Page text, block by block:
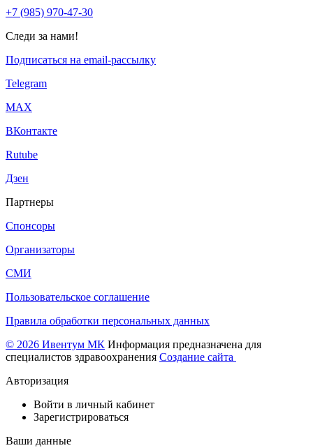
+7 (985) 970-47-30
Следи за нами!
Подписаться на email-рассылку
Telegram
МАХ
ВКонтакте
Rutube
Дзен
Партнеры
Спонсоры
Организаторы
СМИ
Пользовательское соглашение
Правила обработки персональных данных
© 2026 Ивентум МК Информация предназначена для
специалистов здравоохранения Создание сайта
Авторизация
Войти в личный кабинет
Зарегистрироваться
Ваши данные